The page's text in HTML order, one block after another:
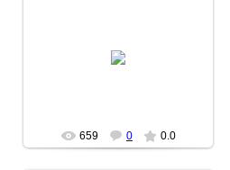
659 0 0.0